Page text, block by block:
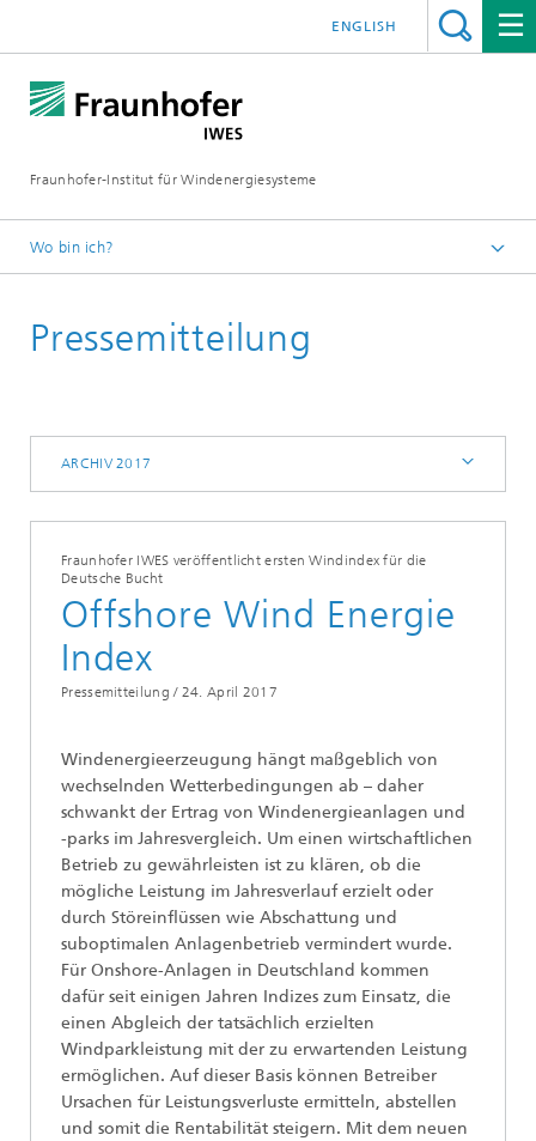
Fraunhofer-Institut für Windenergiesysteme
ENGLISH
Wo bin ich?
Presse | Medien
Pressemitteilung
ARCHIV 2017
Fraunhofer IWES veröffentlicht ersten Windindex für die
Deutsche Bucht
Offshore Wind Energie
Index
Pressemitteilung / 24. April 2017
Windenergieerzeugung hängt maßgeblich von
wechselnden Wetterbedingungen ab – daher
schwankt der Ertrag von Windenergieanlagen und
-parks im Jahresvergleich. Um einen wirtschaftlichen
Betrieb zu gewährleisten ist zu klären, ob die
mögliche Leistung im Jahresverlauf erzielt oder
durch Störeinflüssen wie Abschattung und
suboptimalen Anlagenbetrieb vermindert wurde.
Für Onshore-Anlagen in Deutschland kommen
dafür seit einigen Jahren Indizes zum Einsatz, die
einen Abgleich der tatsächlich erzielten
Windparkleistung mit der zu erwartenden Leistung
ermöglichen. Auf dieser Basis können Betreiber
Ursachen für Leistungsverluste ermitteln, abstellen
und somit die Rentabilität steigern. Mit dem neuen